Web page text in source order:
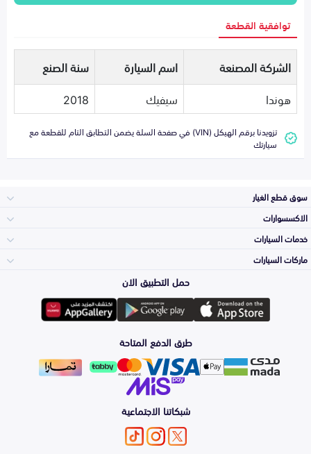
توافقية القطعة
الشركة المصنعة اسم السيارة
سنة الصنع
هوندا
سيفيك 2018
تزويدنا برقم الهيكل (VIN) في صفحة السلة يضمن التطابق التام للقطعة مع
سيارتك
سوق قطع الغيار
المكائن، القيرات
وملحقاتها
الشمعات
والاصطبات (الاضاءة)
الفرامل والأقمشة
الاكسسوارات
لوازم الرحلات
اكسسوارات العناية
الزيوت و السوائل
خدمات السيارات
الأكثر مبيعاً
التلميع والعناية
اصلاح الطلاء
ماركات السيارات
تويوتا
هيونداي
كيا
حمل التطبيق الان
طرق الدفع المتاحة
شبكاتنا الاجتماعية